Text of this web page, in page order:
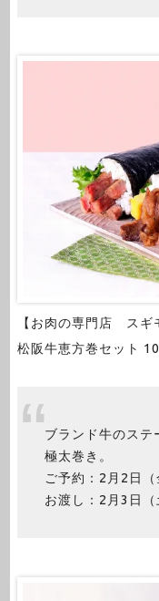
【お肉の専門店 ス
松阪牛恵方巻セット
ブランド牛のステ
極太巻き。
ご予約：2月2日（
お渡し：2月3日（